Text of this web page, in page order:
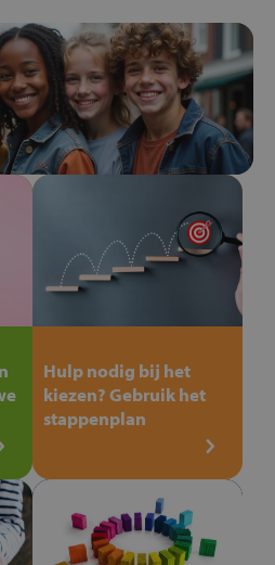
Hulp nodig bij het
kiezen? Gebruik het
stappenplan